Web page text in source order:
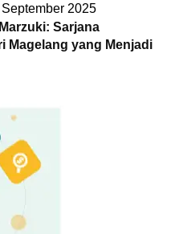
September 2025
Sarjana
Magelang yang Menjadi